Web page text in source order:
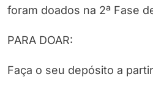
foram doados na 2ª Fase
PARA DOAR:
Faça o seu depósito a